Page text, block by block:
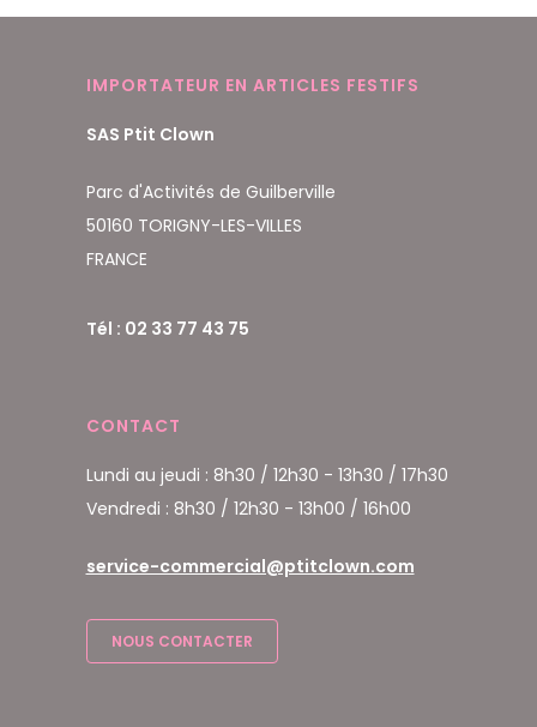
IMPORTATEUR EN ARTICLES FESTIFS
SAS Ptit Clown
Parc d'Activités de Guilberville
50160 TORIGNY-LES-VILLES
FRANCE
Tél : 02 33 77 43 75
CONTACT
Lundi au jeudi : 8h30 / 12h30 - 13h30 / 17h30
Vendredi : 8h30 / 12h30 - 13h00 / 16h00
service-commercial@ptitclown.com
NOUS CONTACTER